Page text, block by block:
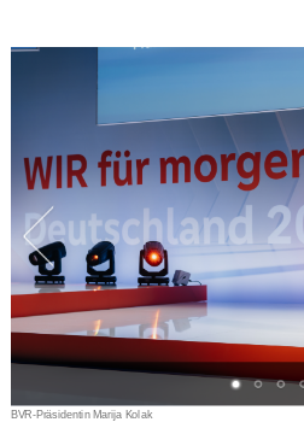
BVR-Präsidentin Marija Kolak